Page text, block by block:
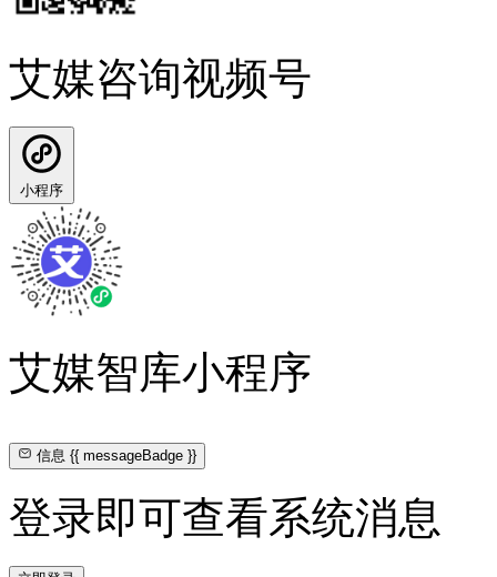
艾媒咨询视频号
小程序
艾媒智库小程序
信息{{ messageBadge }}
登录即可查看系统消息